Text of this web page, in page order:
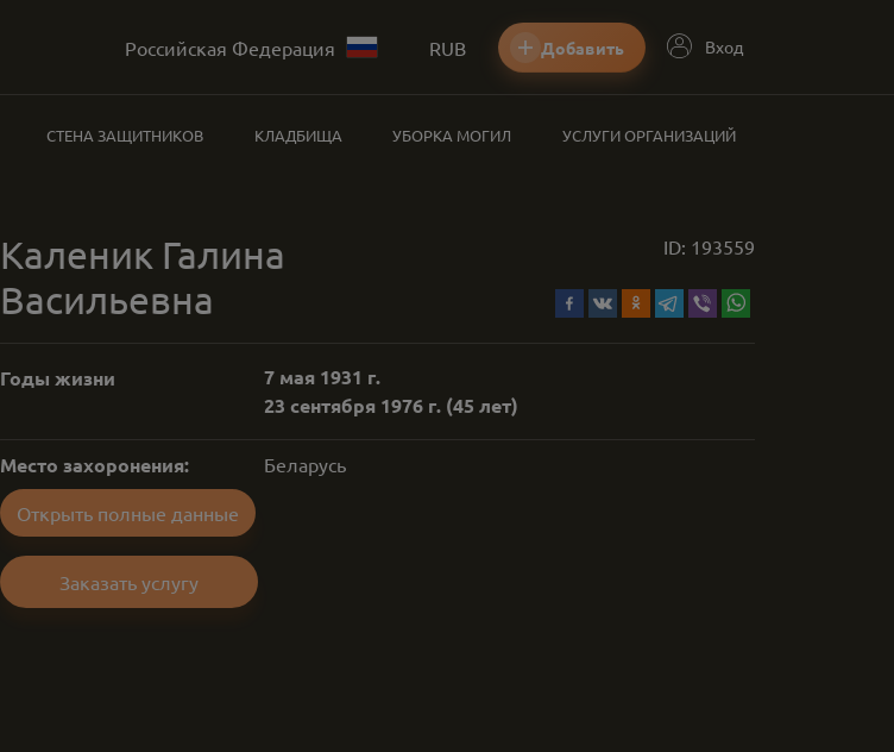
Российская Федерация RUB Добавить Вход
СТЕНА ЗАЩИТНИКОВ КЛАДБИЩА УБОРКА МОГИЛ УСЛУГИ ОРГАНИЗАЦИЙ
Каленик Галина
Васильевна
ID: 193559
Годы жизни
7 мая 1931 г.
23 сентября 1976 г. (45 лет)
Место захоронения: Беларусь
Открыть полные данные
Заказать услугу